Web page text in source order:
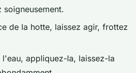
de la hotte, laissez agir, frottez
appliquez-la, laissez-la